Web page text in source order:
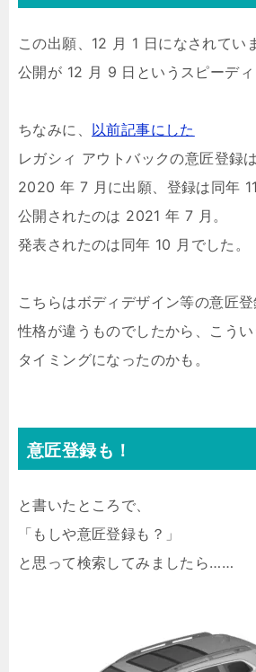
この出願、12 月 1 日になされてい
公開が 12 月 9 日というスピーディ
ちなみに、 以前記事にした
レガシィ アウトバックの意匠登録は
2020 年 7 月に出願、登録は同年 11
公開されたのは 2021 年 7 月。
発表されたのは同年 10 月でした。
こちらはボディデザイン等の意匠登
性格が違うものでしたから、こうい
タイミングになったのかも。
意匠登録も！
と書いたところで、
「もしや意匠登録も？」
と思って検索してみましたら……